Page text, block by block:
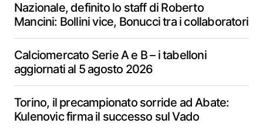
Nazionale, definito lo staff di Roberto
Mancini: Bollini vice, Bonucci tra i collaboratori
Calciomercato Serie A e B – i tabelloni
aggiornati al 5 agosto 2026
Torino, il precampionato sorride ad Abate:
Kulenovic firma il successo sul Vado